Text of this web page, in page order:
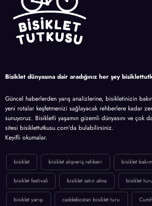
Bisiklet dünyasına dair aradığınız her şey
Güncel haberlerden yarış analizlerine, bisikletinizin
yeni rotalar keşfetmenizi sağlayacak rehberlere kadar
sunuyoruz. Bisikletli yaşamın gizemli dünyasını ve çok
sitesi bisiklettutkusu.com'da bulabilirsiniz.
Keyifli okumalar.
bisiklet bisiklet alışveriş rehberi bisiklet
bisiklet festivali bisiklet satın alma bisiklet turu
bisiklet yarışı caddebostan bisiklet turu